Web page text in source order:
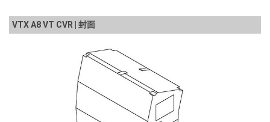
VTX A8 VT CVR | 封面